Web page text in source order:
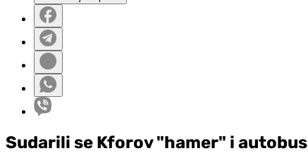
Sudarili se Kforov "hamer" i autobus